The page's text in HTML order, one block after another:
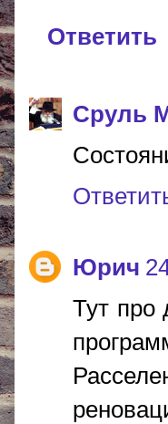
Ответить
Сруль
Юрич
Тут про